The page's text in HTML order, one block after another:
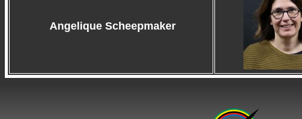
Angelique Scheepmaker